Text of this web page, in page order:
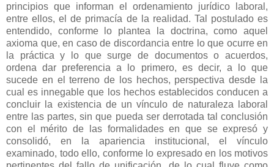
principios que informan el ordenamiento jurídico laboral,
entre ellos, el de primacía de la realidad. Tal postulado es
entendido, conforme lo plantea la doctrina, como aquel
axioma que, en caso de discordancia entre lo que ocurre en
la práctica y lo que surge de documentos o acuerdos,
ordena dar preferencia a lo primero, es decir, a lo que
sucede en el terreno de los hechos, perspectiva desde la
cual es innegable que los hechos establecidos conducen a
concluir la existencia de un vínculo de naturaleza laboral
entre las partes, sin que pueda ser derrotada tal conclusión
con el mérito de las formalidades en que se expresó y
consolidó, en la apariencia institucional, el vínculo
examinado, todo ello, conforme lo expresado en los motivos